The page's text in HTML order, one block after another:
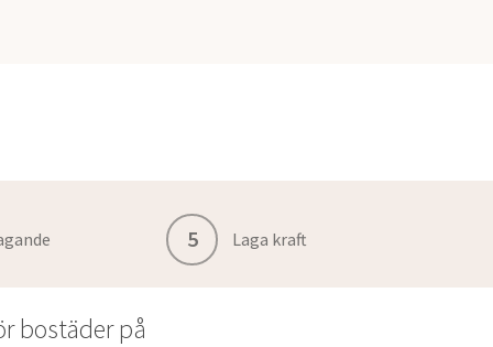
5 Laga kraft
bostäder på